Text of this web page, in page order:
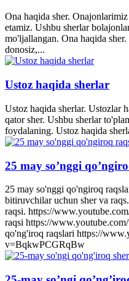
Ona haqida sher.
etamiz. Ushbu sherlar
mo'ljallangan. Ona haqida
donosiz,...
Ustoz haqida sherlar
Ustoz haqida sherlar. Ustozlar
qator sher. Ushbu sherlar
foydalaning. Ustoz haqida
25 may so’nggi
25 may so'nggi qo'ngiroq
bitiruvchilar uchun sher va
raqsi. https://
raqsi https://
qo'ng'iroq raqslari https://
v=BqkwPCGRqBw